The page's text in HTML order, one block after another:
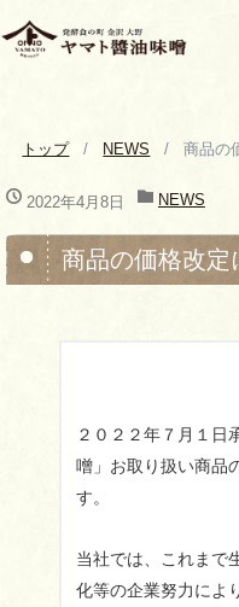
トップ NEWS 商品の
2022年4月8日 NEWS
商品の価格改定
２０２２年７月１日
噌」お取り扱い商品
す。
当社では、これまで
化等の企業努力によ